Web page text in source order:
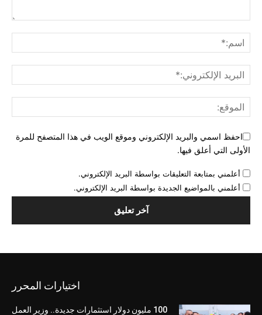
احفظ اسمي والبريد الإلكتروني وموقع الويب في هذا المتصفح للمرة
الأولى التي أعلق فيها.
أعلمني بمتابعة التعليقات بواسطة البريد الإلكتروني.
أعلمني بالمواضيع الجديدة بواسطة البريد الإلكتروني.
اختيارات المحرر
100 مليون دولار استثمارات جديدة.. وزير العمل